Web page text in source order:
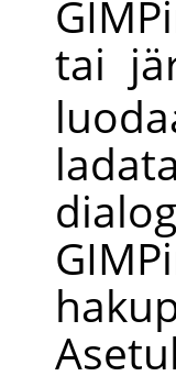
GIMP
tai
GIMP